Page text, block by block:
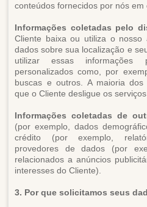
conteúdos fornecidos por nós em
Informações coletadas pelo
Cliente baixa ou utiliza o nosso
dados sobre sua localização e
utilizar essas informações
personalizados como, por
buscas e outros. A maioria dos
que o Cliente desligue os
Informações coletadas de
(por exemplo, dados
crédito (por exemplo,
provedores de dados (por
relacionados a anúncios
interesses do Cliente).
3. Por que solicitamos seus